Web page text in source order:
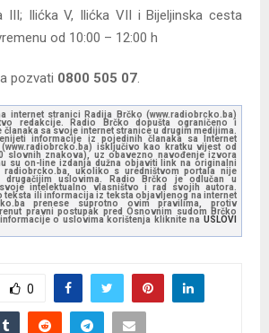
III; Ilićka V, Ilićka VII i Bijeljinska cesta
od 10:00 – 12:00 h
pozvati 0800 505 07.
internet stranici Radija Brčko (www.radiobrcko.ba)
redakcije. Radio Brčko dopušta ograničeno i
sa svoje internet stranice u drugim medijima.
informacije iz pojedinih članaka sa Internet
isključivo kao kratku vijest od
slovnih znakova), uz obavezno navođenje izvora
su on-line izdanja dužna objaviti link na originalni
radiobrcko.ba, ukoliko s uredništvom portala nije
uslovima. Radio Brčko je odlučan u
intelektualno vlasništvo i rad svojih autora.
ili informacija iz teksta objavljenog na internet
prenese suprotno ovim pravilima, protiv
pravni postupak pred Osnovnim sudom Brčko
o uslovima korištenja kliknite na USLOVI
0